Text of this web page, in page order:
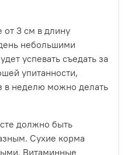
от 3 см в длину
небольшими
успевать съедать за
упитанности,
в неделю можно делать
должно быть
Сухие корма
Витаминные